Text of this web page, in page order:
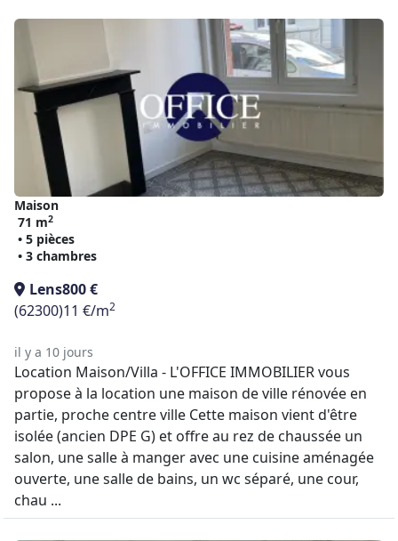
Maison
71 m2
• 5 pièces
• 3 chambres
Lens800 €
(62300)11 €/m2
il y a 10 jours
Location Maison/Villa - L'OFFICE IMMOBILIER vous
propose à la location une maison de ville rénovée en
partie, proche centre ville Cette maison vient d'être
isolée (ancien DPE G) et offre au rez de chaussée un
salon, une salle à manger avec une cuisine aménagée
ouverte, une salle de bains, un wc séparé, une cour,
chau ...